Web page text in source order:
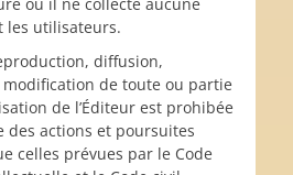
les utilisateurs.
diffusion,
de toute ou partie
de l’Éditeur est prohibée
actions et poursuites
celles prévues par le Code